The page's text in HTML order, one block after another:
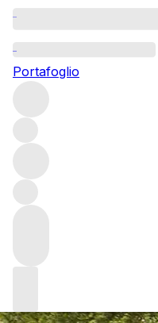
Portafoglio